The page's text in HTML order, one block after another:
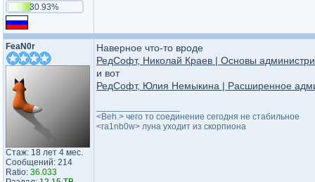
30.93%
FeaN0r
Стаж: 18 лет 4 мес.
Сообщений: 214
Ratio: 36.033
Наверное что-то вроде
РедСофт, Николай Краев | Основы
и вот
РедСофт, Юлия Немыкина | Расширенное
<Beh.> чего то соединение сегодня не стабильное
<ra1nb0w> луна уходит из скорпиона